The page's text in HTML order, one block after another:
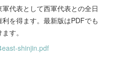
代表として西軍代表との全日
を得ます。最新版はPDFでも
す。
shinjin.pdf